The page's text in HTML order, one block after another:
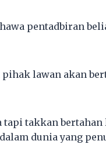
pentadbiran
lawan akan
tapi takkan
dunia yang